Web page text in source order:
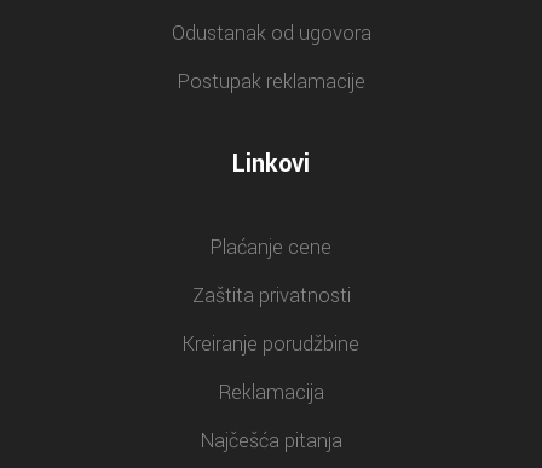
Odustanak od ugovora
Postupak reklamacije
Linkovi
Plaćanje cene
Zaštita privatnosti
Kreiranje porudžbine
Reklamacija
Najčešća pitanja